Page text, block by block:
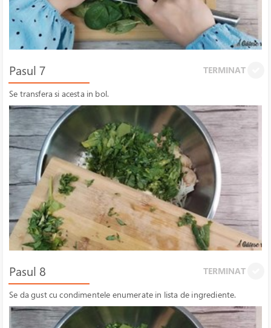
Pasul 7 TERMINAT
Se transfera si acesta in bol.
Pasul 8 TERMINAT
Se da gust cu condimentele enumerate in lista de ingrediente.